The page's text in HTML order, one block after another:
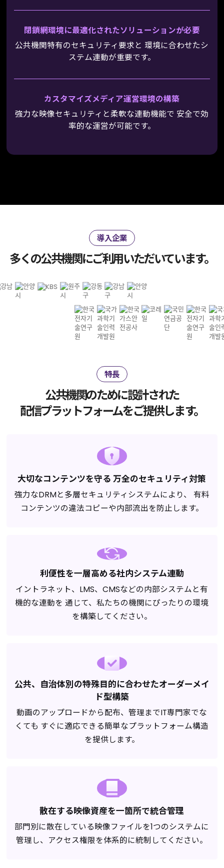
閉鎖網環境に最適化されたソリューションが必要
公共機関特有のセキュリティ要求と 環境に合わせたシ
ステム連動が重要です。
カスタマイズメディア運営環境の構築
強力な映像セキュリティと柔軟な連動機能で 安全で効
率的な運営が可能です。
導入企業
多くの公共機関にご利用いただいています。
特長
公共機関のために設計された
配信プラットフォームをご提供します。
大切なコンテンツを守る万全のセキュリティ対策
強力なDRMと多層セキュリティシステムにより、 有料
コンテンツの違法コピーや内部流出を防止します。
利便性を一層高める社内システム連動
イントラネット、LMS、CMSなどの内部システムと有
機的な連動を 通じて、私たちの機関にぴったりの環境
を構築してください。
公共、自治体別の特殊目的に合わせたオーダーメイ
ド型構築
動画のアップロードから配布、管理までIT専門家でな
くても すぐに適応できる簡単なプラットフォーム構造
を提供します。
散在する映像資産を一箇所で統合管理
部門別に散在している映像ファイルを1つのシステムに
管理し、アクセス権限を体系的に統制してください。